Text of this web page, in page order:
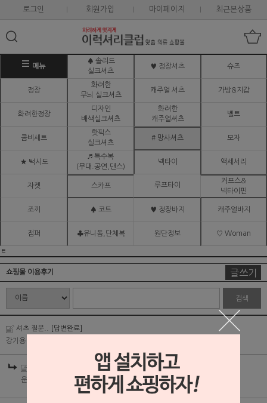
로그인 회원가입 마이페이지 최근본상품
메뉴
♠ 솔리드
실크셔츠
♥ 정장셔츠 슈즈
정장
화려한
무늬 실크셔츠
캐주얼 셔츠 가방&지갑
화려한정장
디자인
배색실크셔츠
화려한
캐주얼셔츠
벨트
콤비세트
핫픽스
실크셔츠
# 망사셔츠 모자
★ 턱시도
♬ 특수복
(무대.공연,댄스)
넥타이 액세서리
자켓 스카프 루프타이
커프스&
넥타이핀
조끼 ♠ 코트 ♥ 정장바지 캐주얼바지
점퍼 ♣유니폼,단체복 원단정보 ♡ Woman
ㅌ
쇼핑몰 이용후기 글쓰기
검색
셔츠 질문..
[답변완료]
강기용
운영자
| 2013-02-18